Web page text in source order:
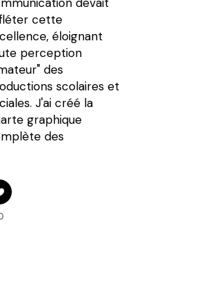
cette
éloignant
perception
des
scolaires et
J'ai créé la
graphique
des